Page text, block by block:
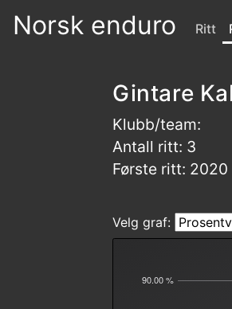
Norsk enduro Ritt
Gintare
Klubb/team:
Antall ritt: 3
Første ritt: 2020
Velg graf:
90.00 %